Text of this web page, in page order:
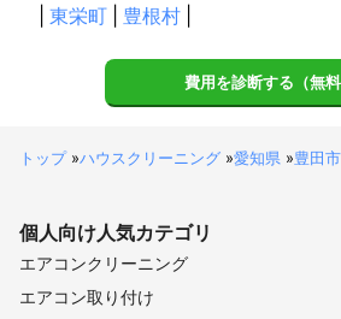
東栄町 豊根村
費用を診断する（無料
トップ»ハウスクリーニング »愛知県 »豊田市
個人向け人気カテゴリ
エアコンクリーニング
エアコン取り付け